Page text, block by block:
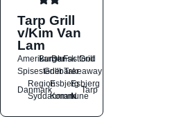
Tarp Grill
v/Kim Van
Lam
Amerikansk
BurgerDanskFastfood
Grill
SpisestederGrillbarerTakeaway
Danmark
Region
Syddanmark
Esbjerg
Kommune
Esbjerg
N
Tarp